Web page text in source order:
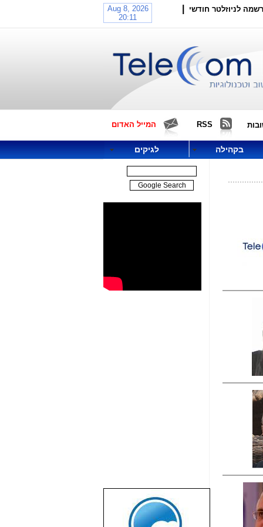
לניוזלטר חודשי
RSS המייל האדום
בקהילה לגיקים
שבוע טוב לכל
הגולשים באשר